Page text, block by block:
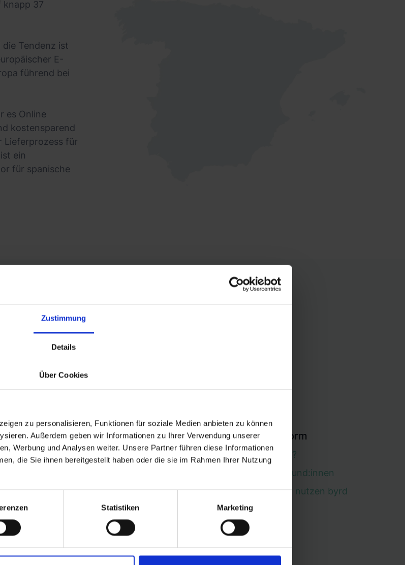
Zustimmung
Details
Über Cookies
zu personalisieren, Funktionen für soziale Medien anbieten zu können
Außerdem geben wir Informationen zu Ihrer Verwendung unserer
Werbung und Analysen weiter. Unsere Partner führen diese Informationen
die Sie ihnen bereitgestellt haben oder die sie im Rahmen Ihrer Nutzung
Statistiken Marketing
knapp 37
Tendenz ist
E-
führend bei
es Online
kostensparend
Lieferprozess für
ein
für spanische
Überblick
Versand
Versand für Spanien
von spanischen Versand
on-Delivery
byrd Plattform
Warum byrd nutzen?
Das sagen unsere Kund:innen
Diese Unternehmen nutzen byrd
Vorteile von byrd